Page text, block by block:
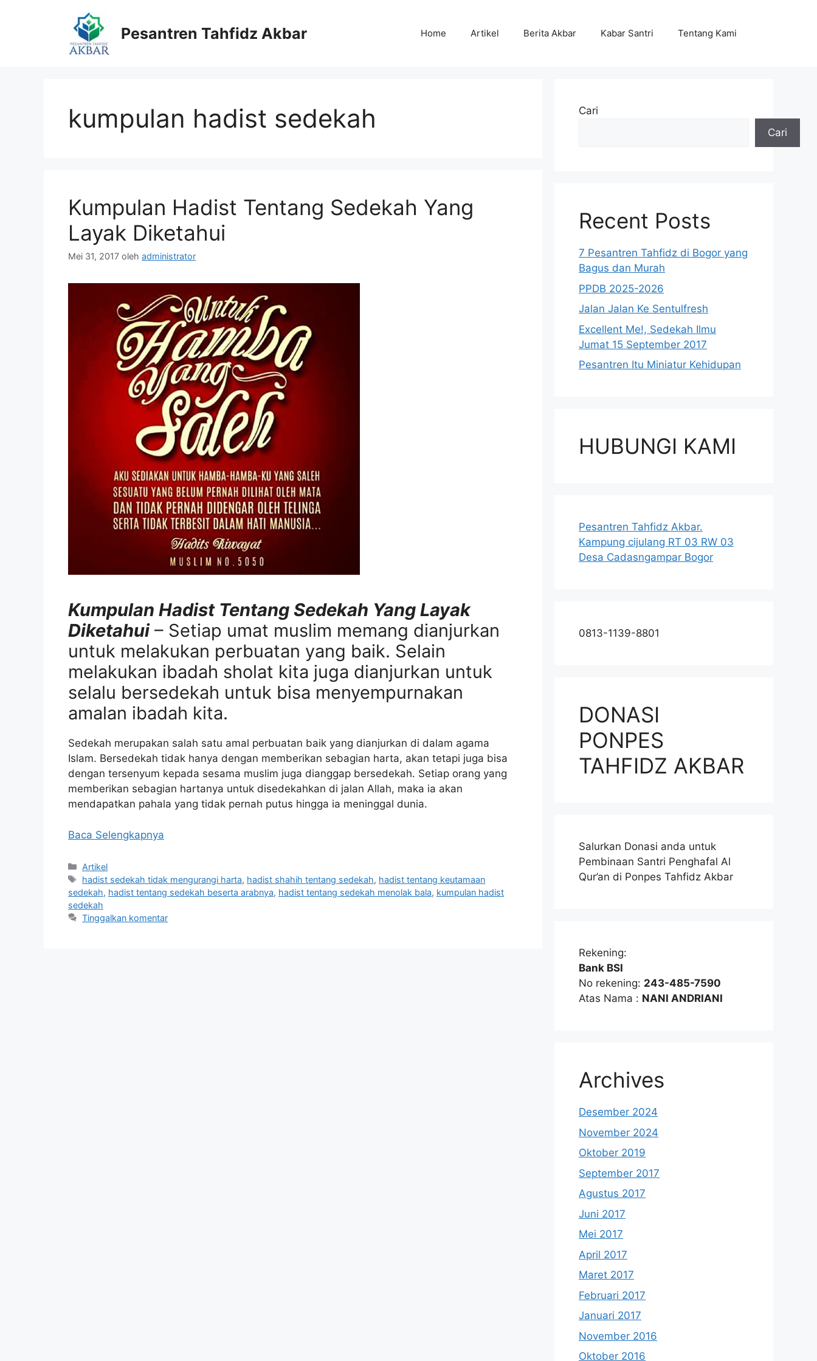
Pesantren Tahfidz Akbar Home Artikel Berita Akbar Kabar Santri Tentang Kami
kumpulan hadist sedekah
Kumpulan Hadist Tentang Sedekah Yang
Layak Diketahui
Mei 31, 2017 oleh administrator
Kumpulan Hadist Tentang Sedekah Yang Layak
Diketahui– Setiap umat muslim memang dianjurkan
untuk melakukan perbuatan yang baik. Selain
melakukan ibadah sholat kita juga dianjurkan untuk
selalu bersedekah untuk bisa menyempurnakan
amalan ibadah kita.
Sedekah merupakan salah satu amal perbuatan baik yang dianjurkan di dalam agama
Islam. Bersedekah tidak hanya dengan memberikan sebagian harta, akan tetapi juga bisa
dengan tersenyum kepada sesama muslim juga dianggap bersedekah. Setiap orang yang
memberikan sebagian hartanya untuk disedekahkan di jalan Allah, maka ia akan
mendapatkan pahala yang tidak pernah putus hingga ia meninggal dunia.
Baca Selengkapnya
Kategori
Artikel
Tag
hadist sedekah tidak mengurangi harta, hadist shahih tentang sedekah, hadist tentang keutamaan
sedekah, hadist tentang sedekah beserta arabnya, hadist tentang sedekah menolak bala, kumpulan hadist
sedekah
Tinggalkan komentar
Cari
Cari
Recent Posts
7 Pesantren Tahfidz di Bogor yang
Bagus dan Murah
PPDB 2025-2026
Jalan Jalan Ke Sentulfresh
Excellent Me!, Sedekah Ilmu
Jumat 15 September 2017
Pesantren Itu Miniatur Kehidupan
HUBUNGI KAMI
Pesantren Tahfidz Akbar.
Kampung cijulang RT 03 RW 03
Desa Cadasngampar Bogor
0813-1139-8801
DONASI
PONPES
TAHFIDZ AKBAR
Salurkan Donasi anda untuk
Pembinaan Santri Penghafal Al
Qur’an di Ponpes Tahfidz Akbar
Rekening:
Bank BSI
No rekening: 243-485-7590
Atas Nama : NANI ANDRIANI
Archives
Desember 2024
November 2024
Oktober 2019
September 2017
Agustus 2017
Juni 2017
Mei 2017
April 2017
Maret 2017
Februari 2017
Januari 2017
November 2016
Oktober 2016